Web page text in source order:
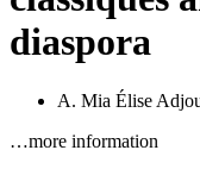
diaspora
A. Mia Élise
…more information